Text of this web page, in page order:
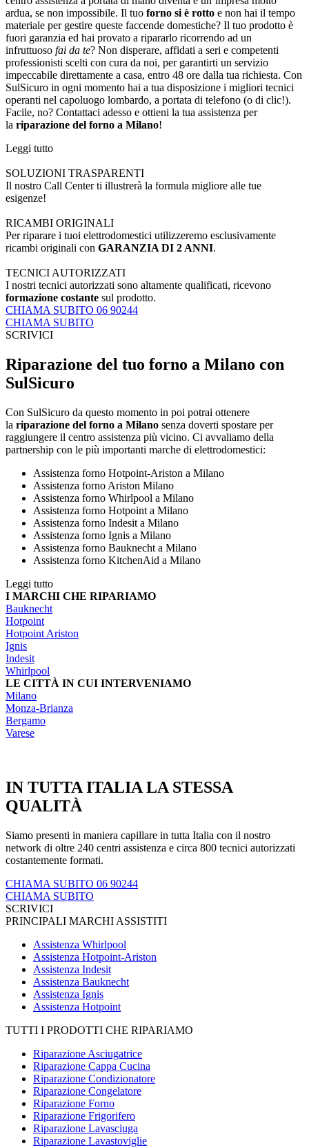
ardua, se non impossibile. Il tuo forno si è rotto e non hai il tempo
materiale per gestire queste faccende domestiche? Il tuo prodotto è
fuori garanzia ed hai provato a ripararlo ricorrendo ad un
infruttuoso fai da te? Non disperare, affidati a seri e competenti
professionisti scelti con cura da noi, per garantirti un servizio
impeccabile direttamente a casa, entro 48 ore dalla tua richiesta. Con
SulSicuro in ogni momento hai a tua disposizione i migliori tecnici
operanti nel capoluogo lombardo, a portata di telefono (o di clic!).
Facile, no? Contattaci adesso e ottieni la tua assistenza per
la riparazione del forno a Milano!
Leggi tutto
SOLUZIONI TRASPARENTI
Il nostro Call Center ti illustrerà la formula migliore alle tue
esigenze!
RICAMBI ORIGINALI
Per riparare i tuoi elettrodomestici utilizzeremo esclusivamente
ricambi originali con GARANZIA DI 2 ANNI.
TECNICI AUTORIZZATI
I nostri tecnici autorizzati sono altamente qualificati, ricevono
formazione costante sul prodotto.
CHIAMA SUBITO 06 90244
CHIAMA SUBITO
SCRIVICI
Riparazione del tuo forno a Milano con
SulSicuro
Con SulSicuro da questo momento in poi potrai ottenere
la riparazione del forno a Milano senza doverti spostare per
raggiungere il centro assistenza più vicino. Ci avvaliamo della
partnership con le più importanti marche di elettrodomestici:
Assistenza forno Hotpoint-Ariston a Milano
Assistenza forno Ariston Milano
Assistenza forno Whirlpool a Milano
Assistenza forno Hotpoint a Milano
Assistenza forno Indesit a Milano
Assistenza forno Ignis a Milano
Assistenza forno Bauknecht a Milano
Assistenza forno KitchenAid a Milano
Leggi tutto
I MARCHI CHE RIPARIAMO
Bauknecht
Hotpoint
Hotpoint Ariston
Ignis
Indesit
Whirlpool
LE CITTÀ IN CUI INTERVENIAMO
Milano
Monza-Brianza
Bergamo
Varese
IN TUTTA ITALIA LA STESSA
QUALITÀ
Siamo presenti in maniera capillare in tutta Italia con il nostro
network di oltre 240 centri assistenza e circa 800 tecnici autorizzati
costantemente formati.
CHIAMA SUBITO 06 90244
CHIAMA SUBITO
SCRIVICI
PRINCIPALI MARCHI ASSISTITI
Assistenza Whirlpool
Assistenza Hotpoint-Ariston
Assistenza Indesit
Assistenza Bauknecht
Assistenza Ignis
Assistenza Hotpoint
TUTTI I PRODOTTI CHE RIPARIAMO
Riparazione Asciugatrice
Riparazione Cappa Cucina
Riparazione Condizionatore
Riparazione Congelatore
Riparazione Forno
Riparazione Frigorifero
Riparazione Lavasciuga
Riparazione Lavastoviglie